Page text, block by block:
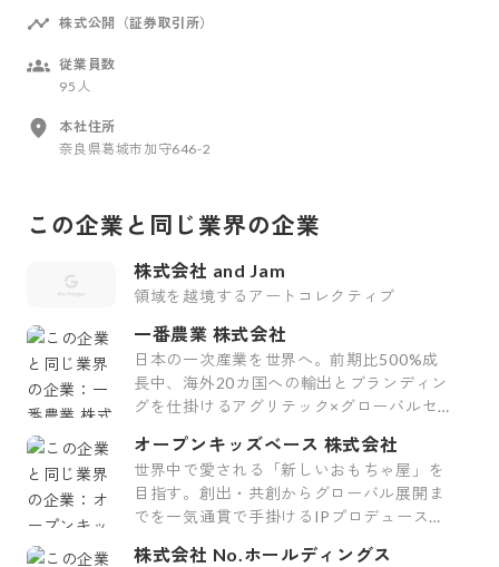
株式公開（証券取引所）
従業員数
95人
本社住所
奈良県葛城市加守646-2
この企業と同じ業界の企業
株式会社 and Jam
領域を越境するアートコレクティブ
一番農業 株式会社
日本の一次産業を世界へ。前期比500%成
長中、海外20カ国への輸出とブランディン
グを仕掛けるアグリテック×グローバルセー
オープンキッズベース 株式会社
世界中で愛される「新しいおもちゃ屋」を
目指す。創出・共創からグローバル展開ま
でを一気通貫で手掛けるIPプロデュース企
株式会社 No.ホールディングス